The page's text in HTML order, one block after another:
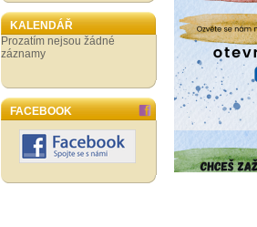
KALENDÁŘ
Prozatím nejsou žádné
záznamy
FACEBOOK